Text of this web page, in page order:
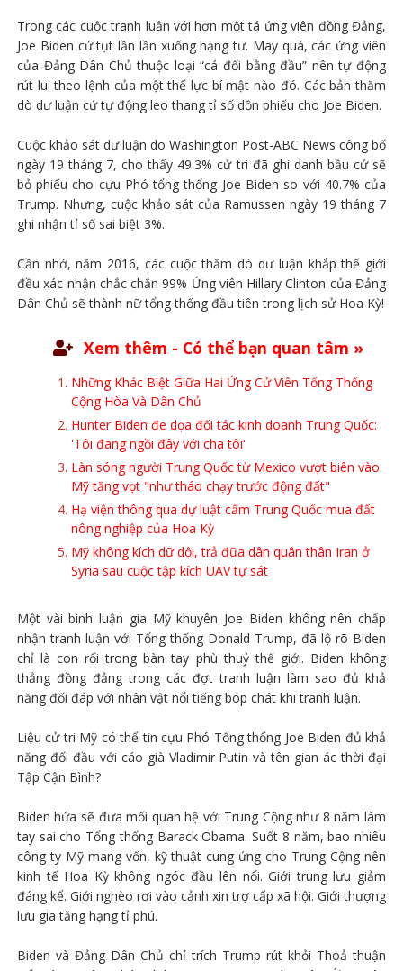
Trong các cuộc tranh luận với hơn một tá ứng viên đồng Đảng,
Joe Biden cứ tụt lần lần xuống hạng tư. May quá, các ứng viên
của Đảng Dân Chủ thuộc loại “cá đối bằng đầu” nên tự động
rút lui theo lệnh của một thế lực bí mật nào đó. Các bản thăm
dò dư luận cứ tự động leo thang tỉ số dồn phiếu cho Joe Biden.
Cuộc khảo sát dư luận do Washington Post-ABC News công bố
ngày 19 tháng 7, cho thấy 49.3% cử tri đã ghi danh bầu cử sẽ
bỏ phiếu cho cựu Phó tổng thống Joe Biden so với 40.7% của
Trump. Nhưng, cuộc khảo sát của Ramussen ngày 19 tháng 7
ghi nhận tỉ số sai biệt 3%.
Cần nhớ, năm 2016, các cuộc thăm dò dư luận khắp thế giới
đều xác nhận chắc chắn 99% Ứng viên Hillary Clinton của Đảng
Dân Chủ sẽ thành nữ tổng thống đầu tiên trong lịch sử Hoa Kỳ!
Xem thêm - Có thể bạn quan tâm »
Những Khác Biệt Giữa Hai Ứng Cử Viên Tổng Thống
Cộng Hòa Và Dân Chủ
Hunter Biden đe dọa đối tác kinh doanh Trung Quốc:
'Tôi đang ngồi đây với cha tôi'
Làn sóng người Trung Quốc từ Mexico vượt biên vào
Mỹ tăng vọt "như tháo chạy trước động đất"
Hạ viện thông qua dự luật cấm Trung Quốc mua đất
nông nghiệp của Hoa Kỳ
Mỹ không kích dữ dội, trả đũa dân quân thân Iran ở
Syria sau cuộc tập kích UAV tự sát
Một vài bình luận gia Mỹ khuyên Joe Biden không nên chấp
nhận tranh luận với Tổng thống Donald Trump, đã lộ rõ Biden
chỉ là con rối trong bàn tay phù thuỷ thế giới. Biden không
thắng đồng đảng trong các đợt tranh luận làm sao đủ khả
năng đối đáp với nhân vật nổi tiếng bóp chát khi tranh luận.
Liệu cử tri Mỹ có thể tin cựu Phó Tổng thống Joe Biden đủ khả
năng đối đầu với cáo già Vladimir Putin và tên gian ác thời đại
Tập Cận Bình?
Biden hứa sẽ đưa mối quan hệ với Trung Cộng như 8 năm làm
tay sai cho Tổng thống Barack Obama. Suốt 8 năm, bao nhiêu
công ty Mỹ mang vốn, kỹ thuật cung ứng cho Trung Cộng nên
kinh tế Hoa Kỳ không ngóc đầu lên nổi. Giới trung lưu giảm
đáng kể. Giới nghèo rơi vào cảnh xin trợ cấp xã hội. Giới thượng
lưu gia tăng hạng tỉ phú.
Biden và Đảng Dân Chủ chỉ trích Trump rút khỏi Thoả thuận